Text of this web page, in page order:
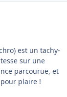
est un tachy-
sur une
parcourue, et
plaire !